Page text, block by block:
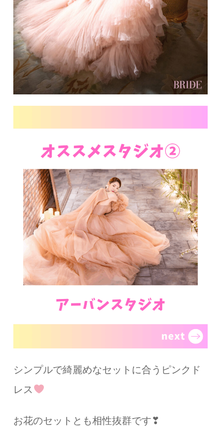
シンプルで綺麗めなセットに合うピンクド
レス
お花のセットとも相性抜群です❣